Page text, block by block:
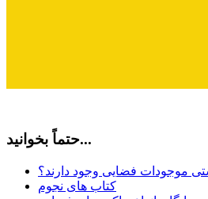
حتماً بخوانید...
موجودات فضایی وجود دارند؟
کتاب های نجوم